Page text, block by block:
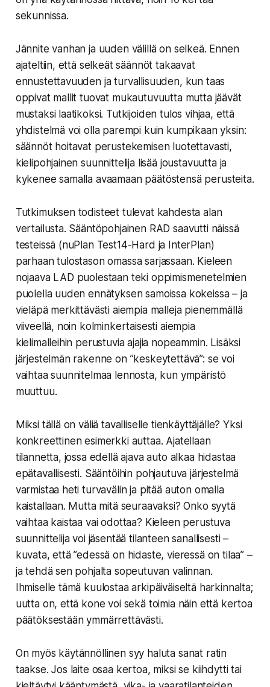
sekunnissa.
Jännite vanhan ja uuden välillä on selkeä. Ennen
ajateltiin, että selkeät säännöt takaavat
ennustettavuuden ja turvallisuuden, kun taas
oppivat mallit tuovat mukautuvuutta mutta jäävät
mustaksi laatikoksi. Tutkijoiden tulos vihjaa, että
yhdistelmä voi olla parempi kuin kumpikaan yksin:
säännöt hoitavat perustekemisen luotettavasti,
kielipohjainen suunnittelija lisää joustavuutta ja
kykenee samalla avaamaan päätöstensä perusteita.
Tutkimuksen todisteet tulevat kahdesta alan
vertailusta. Sääntöpohjainen RAD saavutti näissä
testeissä (nuPlan Test14-Hard ja InterPlan)
parhaan tulostason omassa sarjassaan. Kieleen
nojaava LAD puolestaan teki oppimismenetelmien
puolella uuden ennätyksen samoissa kokeissa – ja
vieläpä merkittävästi aiempia malleja pienemmällä
viiveellä, noin kolminkertaisesti aiempia
kielimalleihin perustuvia ajajia nopeammin. Lisäksi
järjestelmän rakenne on ”keskeytettävä”: se voi
vaihtaa suunnitelmaa lennosta, kun ympäristö
muuttuu.
Miksi tällä on väliä tavalliselle tienkäyttäjälle? Yksi
konkreettinen esimerkki auttaa. Ajatellaan
tilannetta, jossa edellä ajava auto alkaa hidastaa
epätavallisesti. Sääntöihin pohjautuva järjestelmä
varmistaa heti turvavälin ja pitää auton omalla
kaistallaan. Mutta mitä seuraavaksi? Onko syytä
vaihtaa kaistaa vai odottaa? Kieleen perustuva
suunnittelija voi jäsentää tilanteen sanallisesti –
kuvata, että ”edessä on hidaste, vieressä on tilaa” –
ja tehdä sen pohjalta sopeutuvan valinnan.
Ihmiselle tämä kuulostaa arkipäiväiseltä harkinnalta;
uutta on, että kone voi sekä toimia näin että kertoa
päätöksestään ymmärrettävästi.
On myös käytännöllinen syy haluta sanat ratin
taakse. Jos laite osaa kertoa, miksi se kiihdytti tai